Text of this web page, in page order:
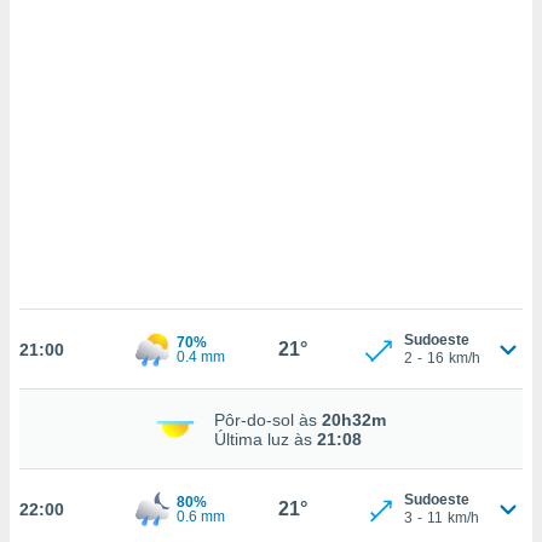
cookies,
21:00
70%
0.4 mm
21°
Sudoeste
2 - 16 km/h
Pôr-do-sol às 20h32m
Última luz às 21:08
22:00
80%
0.6 mm
21°
Sudoeste
3 - 11 km/h